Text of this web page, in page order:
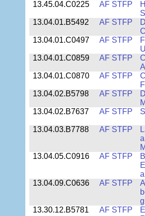
13.45.04.C0225
AF STFP
13.04.01.B5492
AF STFP
13.04.01.C0497
AF STFP
13.04.01.C0859
AF STFP
13.04.01.C0870
AF STFP
13.04.02.B5798
AF STFP
13.04.02.B7637
AF STFP
13.04.03.B7788 AF STFP
13.04.05.C0916
AF STFP
13.04.09.C0636
AF STFP
13.30.12.B5781
AF STFP